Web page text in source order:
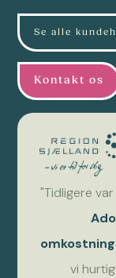
Se alle
Kontakt os
"Tidligere var
vi